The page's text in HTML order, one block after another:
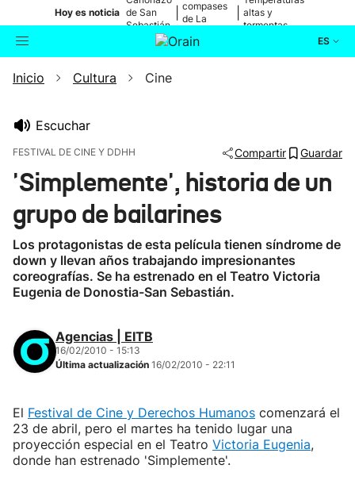
Hoy es noticia de San
Sebastián
compases
de La
altas y
tormentas
ES
Buscador Actualidad
Ikusmiran
Eguraldia
Inicio Cultura Cine
Escuchar
FESTIVAL DE CINE Y DDHH Compartir Guardar
'Simplemente', historia de un
grupo de bailarines
Los protagonistas de esta película tienen síndrome de
down y llevan años trabajando impresionantes
coreografías. Se ha estrenado en el Teatro Victoria
Eugenia de Donostia-San Sebastián.
Agencias | EITB
16/02/2010 - 15:13
Última actualización 16/02/2010 - 22:11
El Festival de Cine y Derechos Humanos comenzará el
23 de abril, pero el martes ha tenido lugar una
proyección especial en el Teatro Victoria Eugenia,
donde han estrenado 'Simplemente'.